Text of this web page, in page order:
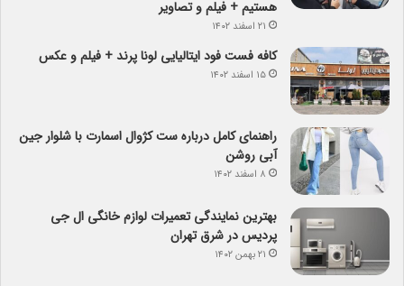
هستیم + فیلم و تصاویر
۲۱ اسفند ۱۴۰۲
کافه فست فود ایتالیایی لونا پرند + فیلم و عکس
۱۵ اسفند ۱۴۰۲
راهنمای کامل درباره ست کژوال اسمارت با شلوار جین
آبی روشن
۸ اسفند ۱۴۰۲
بهترین نمایندگی تعمیرات لوازم خانگی ال جی
پردیس در شرق تهران
۲۱ بهمن ۱۴۰۲